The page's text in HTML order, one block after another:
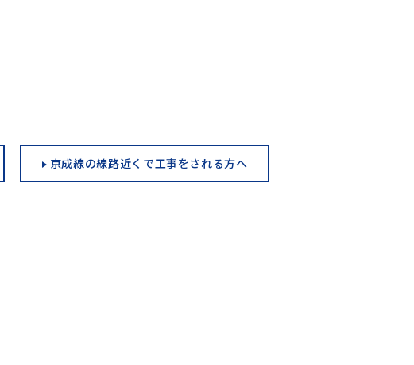
京成線の線路近くで工事をされる方へ